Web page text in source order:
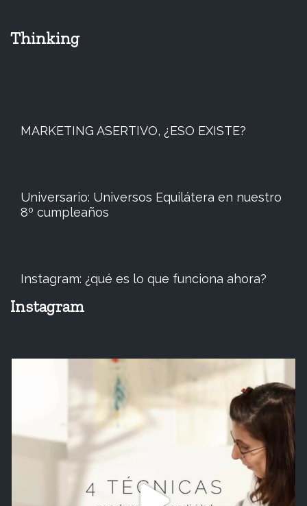
Thinking
MARKETING ASERTIVO, ¿ESO EXISTE?
Universario: Universos Equilátera en nuestro
8º cumpleaños
Instagram: ¿qué es lo que funciona ahora?
Instagram